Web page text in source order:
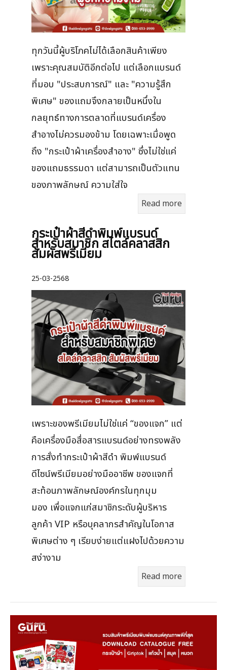
ทุกวันนี้ผู้บริโภคไม่ได้เลือกสินค้าเพียง
เพราะคุณสมบัติอีกต่อไป แต่เลือกแบรนด์
ที่มอบ "ประสบการณ์" และ "ความรู้สึก
พิเศษ" ของแถมจึงกลายเป็นหนึ่งใน
กลยุทธ์ทางการตลาดที่แบรนด์เครื่อง
สำอางไม่ควรมองข้าม โดยเฉพาะเมื่อพูด
ถึง "กระเป๋าผ้าเครื่องสำอาง" ซึ่งไม่ใช่แค่
ของแถมธรรมดา แต่สามารถเป็นตัวแทน
ของภาพลักษณ์ ความใส่ใจ
Read more
กระเป๋าผ้าสีดำพิมพ์แบรนด์
สำหรับสมาชิก สไตล์คลาสสิก
สัมผัสพรีเมียม
25-03-2568
เพราะของพรีเมียมไม่ใช่แค่ “ของแจก” แต่
คือเครื่องมือสื่อสารแบรนด์อย่างทรงพลัง
การสั่งทำกระเป๋าผ้าสีดำ พิมพ์แบรนด์
ดีไซน์พรีเมียมอย่างมืออาชีพ ของแจกที่
สะท้อนภาพลักษณ์องค์กรในทุกมุม
มอง เพื่อแจกแก่สมาชิกระดับผู้บริหาร
ลูกค้า VIP หรือบุคลากรสำคัญในโอกาส
พิเศษต่าง ๆ เรียบง่ายแต่แฝงไปด้วยความ
สง่างาม
Read more